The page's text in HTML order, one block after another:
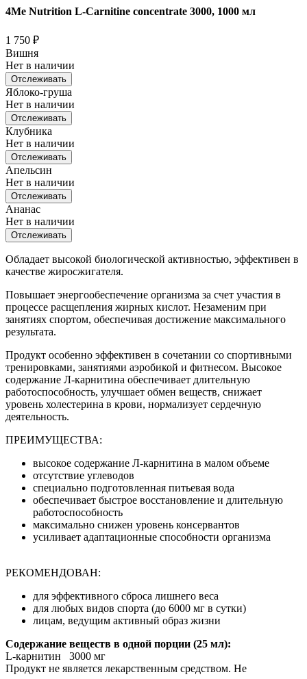
4Me Nutrition L-Carnitine concentrate 3000, 1000 мл
1 750 ₽
Вишня
Нет в наличии
Отслеживать
Яблоко-груша
Нет в наличии
Отслеживать
Клубника
Нет в наличии
Отслеживать
Апельсин
Нет в наличии
Отслеживать
Ананас
Нет в наличии
Отслеживать
Обладает высокой биологической активностью, эффективен в
качестве жиросжигателя.
Повышает энергообеспечение организма за счет участия в
процессе расщепления жирных кислот. Незаменим при
занятиях спортом, обеспечивая достижение максимального
результата.
Продукт особенно эффективен в сочетании со спортивными
тренировками, занятиями аэробикой и фитнесом. Высокое
содержание Л-карнитина обеспечивает длительную
работоспособность, улучшает обмен веществ, снижает
уровень холестерина в крови, нормализует сердечную
деятельность.
ПРЕИМУЩЕСТВА:
высокое содержание Л-карнитина в малом объеме
отсутствие углеводов
специально подготовленная питьевая вода
обеспечивает быстрое восстановление и длительную
работоспособность
максимально снижен уровень консервантов
усиливает адаптационные способности организма
РЕКОМЕНДОВАН:
для эффективного сброса лишнего веса
для любых видов спорта (до 6000 мг в сутки)
лицам, ведущим активный образ жизни
Содержание веществ в одной порции (25 мл):
L-карнитин 3000 мг
Продукт не является лекарственным средством. Не